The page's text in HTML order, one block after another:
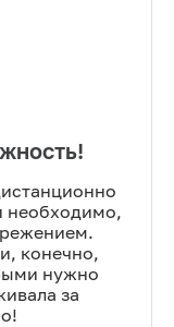
необходимо,
конечно,
нужно
за